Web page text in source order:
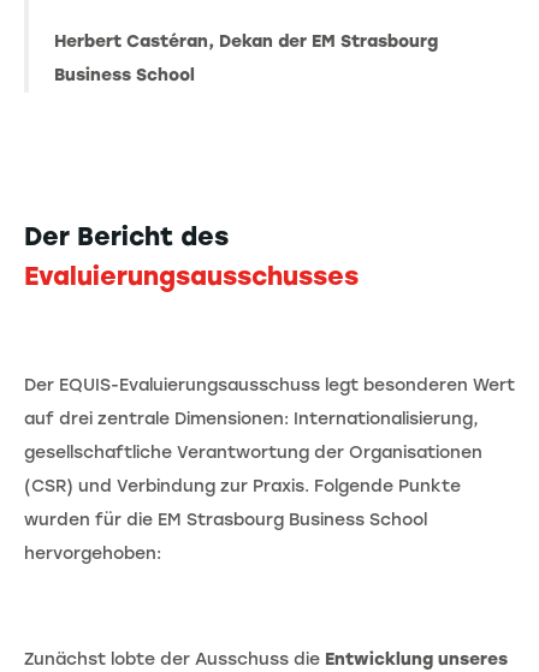
Herbert Castéran, Dekan der EM Strasbourg
Business School
Der Bericht des
Evaluierungsausschusses
Der EQUIS-Evaluierungsausschuss legt besonderen Wert
auf drei zentrale Dimensionen: Internationalisierung,
gesellschaftliche Verantwortung der Organisationen
(CSR) und Verbindung zur Praxis. Folgende Punkte
wurden für die EM Strasbourg Business School
hervorgehoben:
Zunächst lobte der Ausschuss die Entwicklung unseres